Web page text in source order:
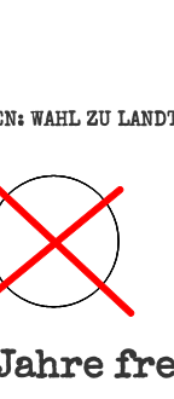
WAHL ZU